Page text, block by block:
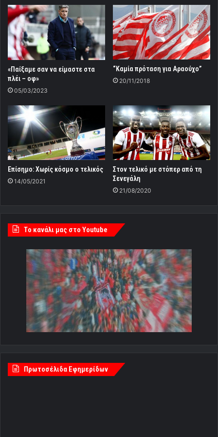
«Παίξαμε σαν να είμαστε στα
πλέι – οφ»
05/03/2023
“Καμία πρόταση για Αραούχο”
20/11/2018
Eπίσημο: Χωρίς κόσμο ο τελικός
14/05/2021
Στον τελικό με στόπερ από τη
Σενεγάλη
21/08/2020
Tο κανάλι μας στο Youtube
Πρωτοσέλιδα Εφημερίδων